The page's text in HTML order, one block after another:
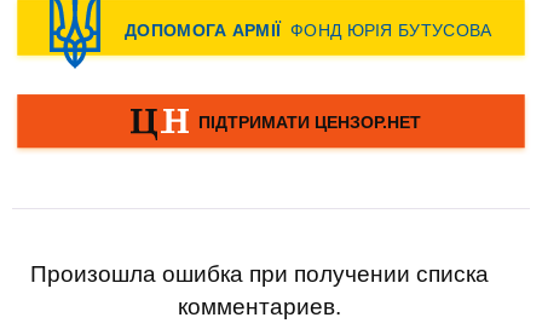
Произошла ошибка при получении списка
комментариев.